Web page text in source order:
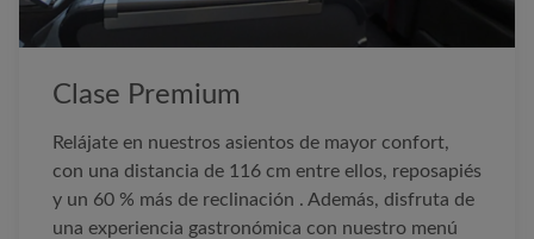
Clase Premium
Relájate en nuestros asientos de mayor confort,
con una distancia de 116 cm entre ellos, reposapiés
y un 60 % más de reclinación . Además, disfruta de
una experiencia gastronómica con nuestro menú